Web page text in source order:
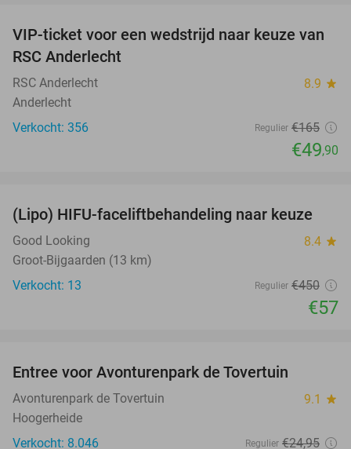
70%
VIP-ticket voor een wedstrijd naar keuze van
RSC Anderlecht
RSC Anderlecht 8.9 star
Anderlecht
Verkocht: 356
Regulier €165
€49,90
87%
(Lipo) HIFU-faceliftbehandeling naar keuze
Good Looking 8.4 star
Groot-Bijgaarden (13 km)
Verkocht: 13
Regulier €450
€57
Entree voor Avonturenpark de Tovertuin
Avonturenpark de Tovertuin 9.1 star
Hoogerheide
Verkocht: 8.046
Regulier €24,95